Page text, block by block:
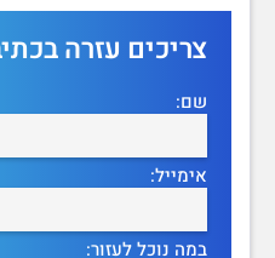
צריכים עזרה
שם:
אימייל:
במה נוכל לעזור: